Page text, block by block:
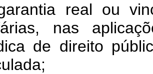
real ou
nas
de direito